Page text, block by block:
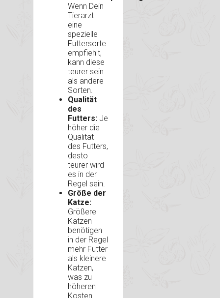
Wenn Dein
Tierarzt
eine
spezielle
Futtersorte
empfiehlt,
kann diese
teurer sein
als andere
Sorten.
Qualität
des
Futters: Je
höher die
Qualität
des Futters,
desto
teurer wird
es in der
Regel sein.
Größe der
Katze:
Größere
Katzen
benötigen
in der Regel
mehr Futter
als kleinere
Katzen,
was zu
höheren
Kosten